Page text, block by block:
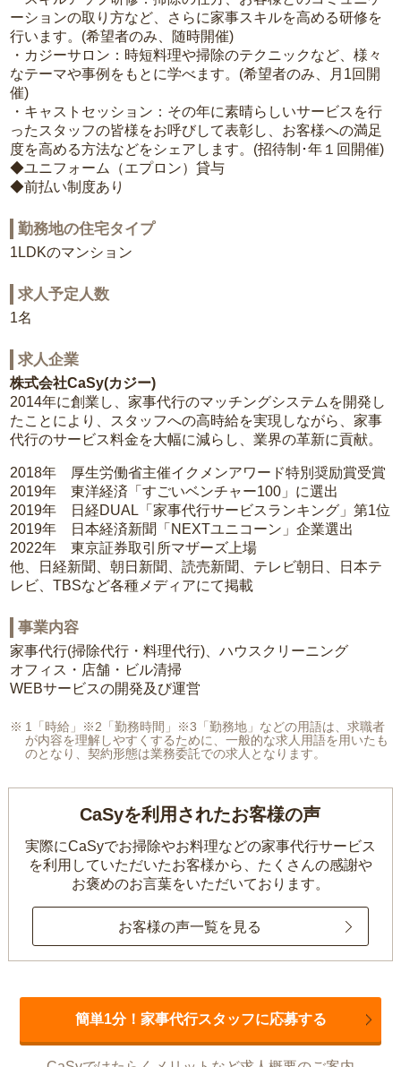
ーションの取り方など、さらに家事スキルを高める研修を
行います。(希望者のみ、随時開催)
・カジーサロン：時短料理や掃除のテクニックなど、様々
なテーマや事例をもとに学べます。(希望者のみ、月1回開
催)
・キャストセッション：その年に素晴らしいサービスを行
ったスタッフの皆様をお呼びして表彰し、お客様への満足
度を高める方法などをシェアします。(招待制･年１回開催)
◆ユニフォーム（エプロン）貸与
◆前払い制度あり
勤務地の住宅タイプ
1LDKのマンション
求人予定人数
1名
求人企業
株式会社CaSy(カジー)
2014年に創業し、家事代行のマッチングシステムを開発し
たことにより、スタッフへの高時給を実現しながら、家事
代行のサービス料金を大幅に減らし、業界の革新に貢献。
2018年 厚生労働省主催イクメンアワード特別奨励賞受賞
2019年 東洋経済「すごいベンチャー100」に選出
2019年 日経DUAL「家事代行サービスランキング」第1位
2019年 日本経済新聞「NEXTユニコーン」企業選出
2022年 東京証券取引所マザーズ上場
他、日経新聞、朝日新聞、読売新聞、テレビ朝日、日本テ
レビ、TBSなど各種メディアにて掲載
事業内容
家事代行(掃除代行・料理代行)、ハウスクリーニング
オフィス・店舗・ビル清掃
WEBサービスの開発及び運営
1「時給」※2「勤務時間」※3「勤務地」などの用語は、求職者
が内容を理解しやすくするために、一般的な求人用語を用いたも
のとなり、契約形態は業務委託での求人となります。
CaSyを利用されたお客様の声
実際にCaSyでお掃除やお料理などの家事代行サービス
を利用していただいたお客様から、 たくさんの感謝や
お褒めのお言葉をいただいております。
お客様の声一覧を見る
簡単1分！家事代行スタッフに応募する